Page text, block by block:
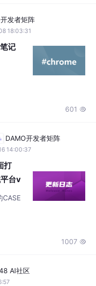
发者矩阵
18:03:31
记
601 
DAMO开发者矩阵
14:00:37
打
台v
CASE
1007 
AI社区